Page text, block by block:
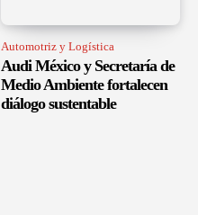
Automotriz y Logística
Audi México y Secretaría de
Medio Ambiente fortalecen
diálogo sustentable